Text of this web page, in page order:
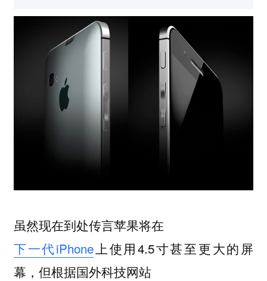
虽然现在到处传言苹果将在
下一代iPhone 上使用4.5寸甚至更大的屏
幕，但根据国外科技网站